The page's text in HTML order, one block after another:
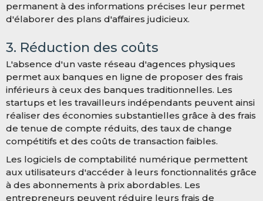
permanent à des informations précises leur permet
d'élaborer des plans d'affaires judicieux.
3. Réduction des coûts
L'absence d'un vaste réseau d'agences physiques
permet aux banques en ligne de proposer des frais
inférieurs à ceux des banques traditionnelles. Les
startups et les travailleurs indépendants peuvent ainsi
réaliser des économies substantielles grâce à des frais
de tenue de compte réduits, des taux de change
compétitifs et des coûts de transaction faibles.
Les logiciels de comptabilité numérique permettent
aux utilisateurs d'accéder à leurs fonctionnalités grâce
à des abonnements à prix abordables. Les
entrepreneurs peuvent réduire leurs frais de